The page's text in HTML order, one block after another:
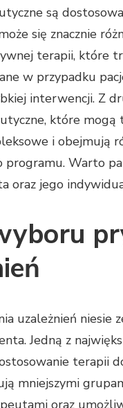
są
się znacznie
terapii, które
w przypadku
interwencji. Z
które mogą
i obejmują
programu. Warto
oraz jego
uzależnień niesie
Jedną z
terapii
mniejszymi
oraz